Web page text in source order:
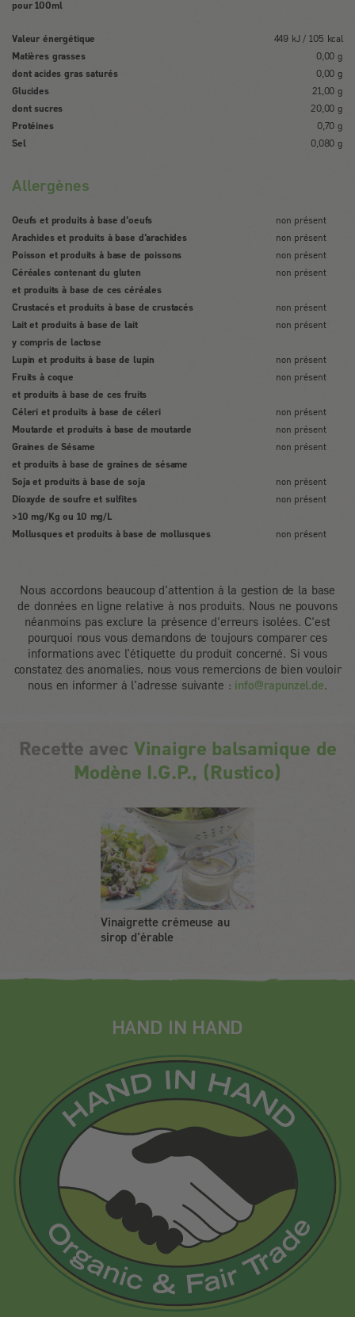
pour 100ml
Valeur énergétique
449 kJ / 105 kcal
Matières grasses
0,00 g
dont acides gras saturés
0,00 g
Glucides
21,00 g
dont sucres
20,00 g
Protéines
0,70 g
Sel
0,080 g
Allergènes
Oeufs et produits à base d'oeufs
non présent
Arachides et produits à base d'arachides
non présent
Poisson et produits à base de poissons
non présent
Céréales contenant du gluten
et produits à base de ces céréales
non présent
Crustacés et produits à base de crustacés
non présent
Lait et produits à base de lait
y compris de lactose
non présent
Lupin et produits à base de lupin
non présent
Fruits à coque
et produits à base de ces fruits
non présent
Céleri et produits à base de céleri
non présent
Moutarde et produits à base de moutarde
non présent
Graines de Sésame
et produits à base de graines de sésame
non présent
Soja et produits à base de soja
non présent
Dioxyde de soufre et sulfites
>10 mg/Kg ou 10 mg/L
non présent
Mollusques et produits à base de mollusques non présent
Nous accordons beaucoup d'attention à la gestion de la base
de données en ligne relative à nos produits. Nous ne pouvons
néanmoins pas exclure la présence d'erreurs isolées. C'est
pourquoi nous vous demandons de toujours comparer ces
informations avec l'étiquette du produit concerné. Si vous
constatez des anomalies, nous vous remercions de bien vouloir
nous en informer à l'adresse suivante : info@rapunzel.de.
Recette avec Vinaigre balsamique de
Modène I.G.P., (Rustico)
Vinaigrette crémeuse au
sirop d'érable
HAND IN HAND